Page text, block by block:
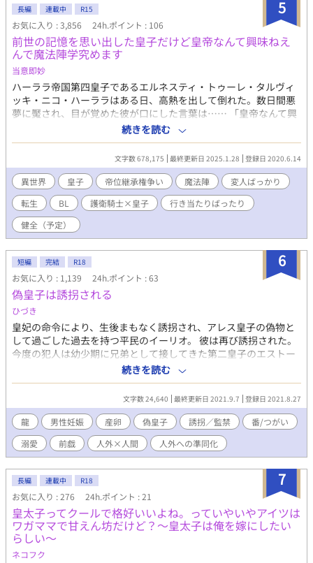
5
長編 連載中 R15
お気に入り : 3,856 24h.ポイント : 106
前世の記憶を思い出した皇子だけど皇帝なんて興味ねえ
んで魔法陣学究めます
当意即妙
ハーララ帝国第四皇子であるエルネスティ・トゥーレ・タルヴィ
ッキ・ニコ・ハーララはある日、高熱を出して倒れた。数日間悪
夢に魘され、目が覚めた彼が口にした言葉は…… 「皇帝なんて興
味ねえ！俺は魔法陣究める！」 天使のような容姿に有るまじき口
調で、これまでの人生を全否定するものだった。 ＊ * ＊ * ＊ * ＊
* ＊ 母親である第二皇妃の傀儡だった皇子が前世を思い出して、
我が道を行くようになるお話。主人公は研究者気質の変人皇子
で、お相手は真面目な専属護衛騎士です。 ○注意◯ ・基本コメデ
ィ時折シリアス。 ・健全なBL（予定）なので、R-15は保険。 ・
最初は恋愛要素が少なめ。 ・主人公を筆頭に登場人物が変人ばっ
かり。 ・本来の役割を見失ったルビ。 ・おおまかな話の構成はし
ているが、基本的に行き当たりばったり。 エロエロだったり切な
家供給しようと突発的に書いたお話です。行き当たりばったりの
展開が作者にもわからないお話ですが、よろしくお願いします。
2020/09/05 内容紹介及びタグを一部修正しました。
続きを読む
文字数 678,175 最終更新日 2025.1.28 登録日 2020.6.14
異世界 皇子 帝位継承権争い 魔法陣
変人ばっかり
転生
BL 護衛騎士×皇子
行き当たりばったり
健全（予定）
6
短編 完結 R18
お気に入り : 1,139 24h.ポイント : 63
偽皇子は誘拐される
ひづき
皇妃の命令により、生後まもなく誘拐され、アレス皇子の偽物と
して過ごした過去を持つ平民のイーリオ。 彼は再び誘拐された。
今度の犯人は幼少期に兄弟として接してきた第二皇子のエストー
ルだ。 彼はイーリオの意志など無視して愛でてくる。 ───とこ
ろでツガイって何？ ※最終的にな受けが人外化？していき、男性
妊娠、産卵などに至る予定。詳細な描写は避けましたが、くれぐ
れもご注意ください。 ■全12話 ■毎日21時 更新予定 ■2021年9
月7日 完結 ■HOT 16位 2021/09/10 01:15 びっくりヽ('ㅅ' ;ヽ三
ﾉ; 'ㅅ')ﾉ ありがとうございます<(_ _)>〈 ｺﾞﾝ!〕 ■お気に入り
800 超え 2021/09/13 02:35 あばばばば:(´◦ω◦｀):
続きを読む
文字数 24,640 最終更新日 2021.9.7 登録日 2021.8.27
龍 男性妊娠 産卵 偽皇子 誘拐／監禁
番/つがい
溺愛
前戯 人外×人間 人外への準同化
7
長編 連載中 R18
お気に入り : 276 24h.ポイント : 21
皇太子ってクールで格好いいよね。っていやいやアイツは
ワガママで甘えん坊だけど？〜皇太子は俺を嫁にしたい
らしい〜
ネコフク